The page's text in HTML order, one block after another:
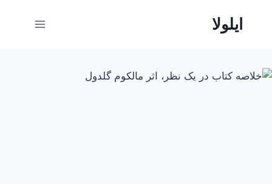
ایلولا